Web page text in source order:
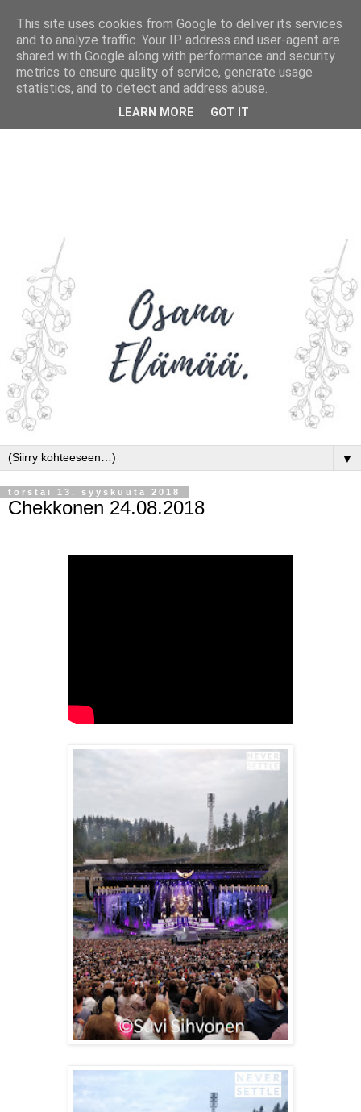
▼
torstai 13. syyskuuta 2018
Chekkonen 24.08.2018
This site uses cookies from Google to deliver its services
and to analyze traffic. Your IP address and user-agent are
shared with Google along with performance and security
metrics to ensure quality of service, generate usage
statistics, and to detect and address abuse.
LEARN MORE GOT IT